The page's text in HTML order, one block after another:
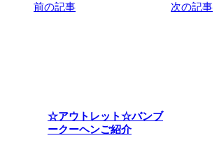
前の記事 次の記事
☆アウトレット☆バンブ
ークーヘンご紹介